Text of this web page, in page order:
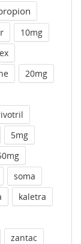
10mg
20mg
5mg
soma
kaletra
zantac